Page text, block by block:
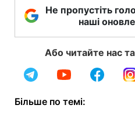
Не пропустіть
наші
Або читайте нас
Більше по темі: